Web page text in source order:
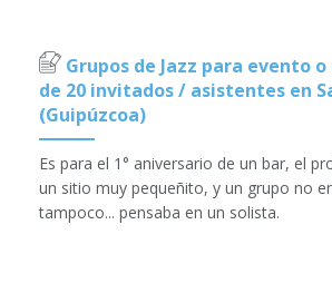
Grupos de Jazz para evento
de 20 invitados / asistentes en
(Guipúzcoa)
Es para el 1° aniversario de un bar, el
un sitio muy pequeñito, y un grupo no
tampoco... pensaba en un solista.